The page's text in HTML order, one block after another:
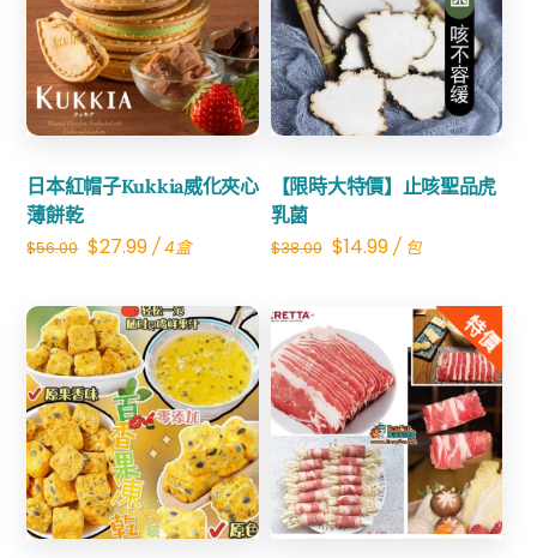
日本紅帽子Kukkia威化夾心
薄餅乾
$56.00 Original
was:
$56.00.
$27.99Current
is:
$27.99.
/ 4盒
Share
【限時大特價】止咳聖品虎
乳菌
$38.00 Original
$38.00.
$14.99Current
$14.99.
/ 包
Share
Share
特價
Share